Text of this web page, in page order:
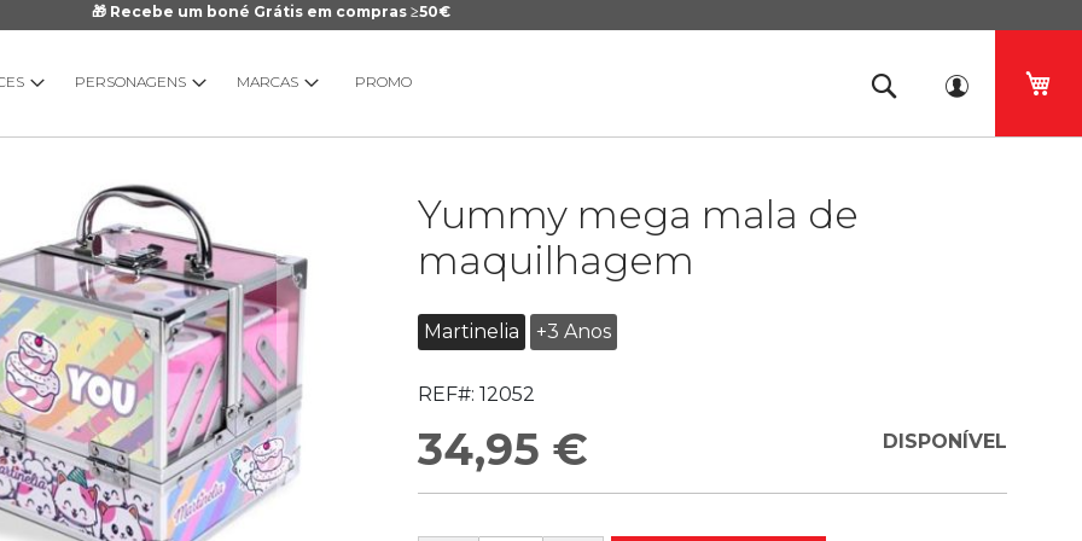
🎁 Recebe um boné Grátis em compras ≥50€
PERSONAGENS MARCAS PROMO
Yummy mega mala de
maquilhagem
Martinelia +3 Anos
REF#: 12052
34,95 € DISPONÍVEL
Galeria
imagens